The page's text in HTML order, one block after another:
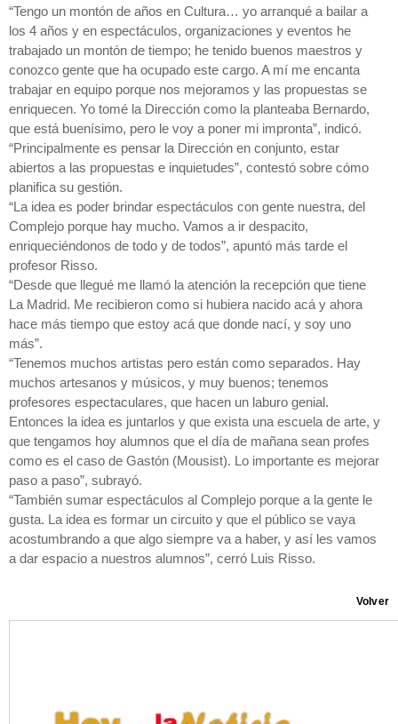
“Tengo un montón de años en Cultura… yo arranqué a bailar a
los 4 años y en espectáculos, organizaciones y eventos he
trabajado un montón de tiempo; he tenido buenos maestros y
conozco gente que ha ocupado este cargo. A mí me encanta
trabajar en equipo porque nos mejoramos y las propuestas se
enriquecen. Yo tomé la Dirección como la planteaba Bernardo,
que está buenísimo, pero le voy a poner mi impronta”, indicó.
“Principalmente es pensar la Dirección en conjunto, estar
abiertos a las propuestas e inquietudes”, contestó sobre cómo
planifica su gestión.
“La idea es poder brindar espectáculos con gente nuestra, del
Complejo porque hay mucho. Vamos a ir despacito,
enriqueciéndonos de todo y de todos”, apuntó más tarde el
profesor Risso.
“Desde que llegué me llamó la atención la recepción que tiene
La Madrid. Me recibieron como si hubiera nacido acá y ahora
hace más tiempo que estoy acá que donde nací, y soy uno
más”.
“Tenemos muchos artistas pero están como separados. Hay
muchos artesanos y músicos, y muy buenos; tenemos
profesores espectaculares, que hacen un laburo genial.
Entonces la idea es juntarlos y que exista una escuela de arte, y
que tengamos hoy alumnos que el día de mañana sean profes
como es el caso de Gastón (Mousist). Lo importante es mejorar
paso a paso”, subrayó.
“También sumar espectáculos al Complejo porque a la gente le
gusta. La idea es formar un circuito y que el público se vaya
acostumbrando a que algo siempre va a haber, y así les vamos
a dar espacio a nuestros alumnos”, cerró Luis Risso.
Volver